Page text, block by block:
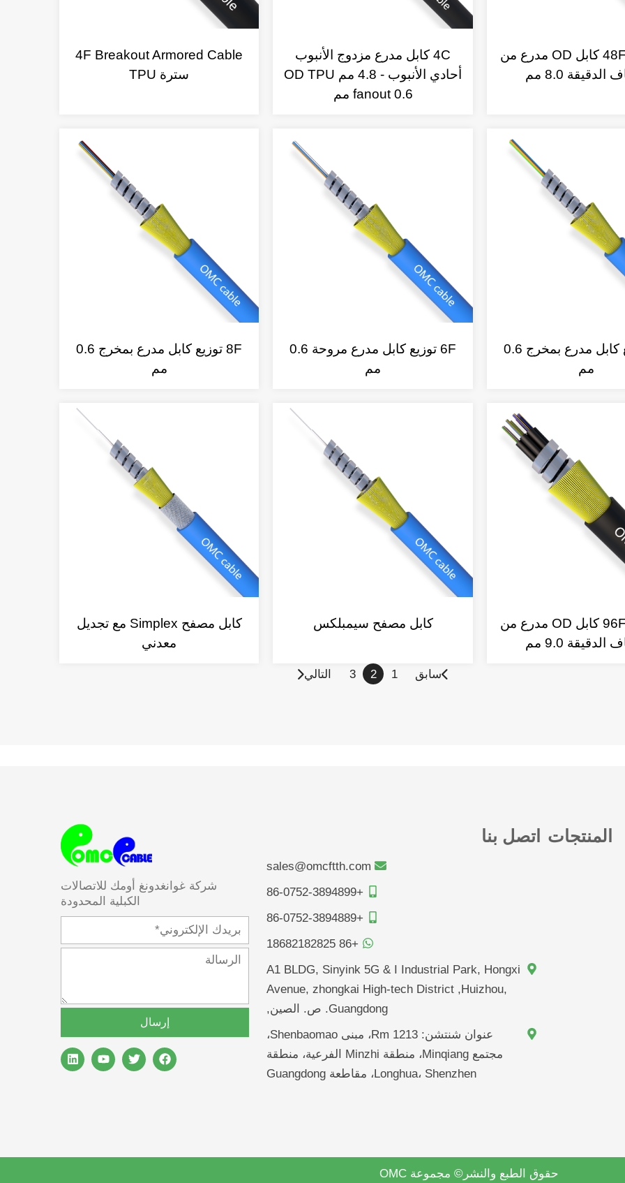
48F(4x12F) كابل OD مدرع من
الدقيقة 8.0 مم
4C كابل مدرع مزدوج الأنبوب
أحادي الأنبوب - 4.8 مم OD TPU
fanout 0.6 مم
4F Breakout Armored Cable
سترة TPU
4F توزيع كابل مدرع بمخرج 0.6
مم
6F توزيع كابل مدرع مروحة 0.6
مم
8F توزيع كابل مدرع بمخرج 0.6
مم
96F(8x12F) كابل OD مدرع من
الدقيقة 9.0 مم
كابل مصفح سيمبلكس
كابل مصفح Simplex مع تجديل
معدني
سابق 1
2
3 التالي
المنتجات اتصل بنا
sales@omcftth.com
+86-0752-3894899
+86-0752-3894889
+86 18682182825
A1 BLDG, Sinyink 5G & I Industrial Park, Hongxi
Avenue, zhongkai High-tech District ,Huizhou,
Guangdong. ص. الصين,
عنوان شنتشن: Rm 1213، مبنى Shenbaomao،
مجتمع Minqiang، منطقة Minzhi الفرعية، منطقة
Longhua، Shenzhen، مقاطعة Guangdong
شركة غوانغدونغ أومك للاتصالات
الكبلية المحدودة
الإلكتروني
الرسالة
إرسال
ف
ي
ت
و
ي
و
ل
ي
حقوق الطبع والنشر© مجموعة OMC